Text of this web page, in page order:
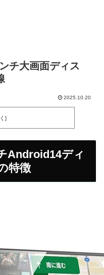
チ大画面ディス
2025.10.20
Android14ディ
特徴